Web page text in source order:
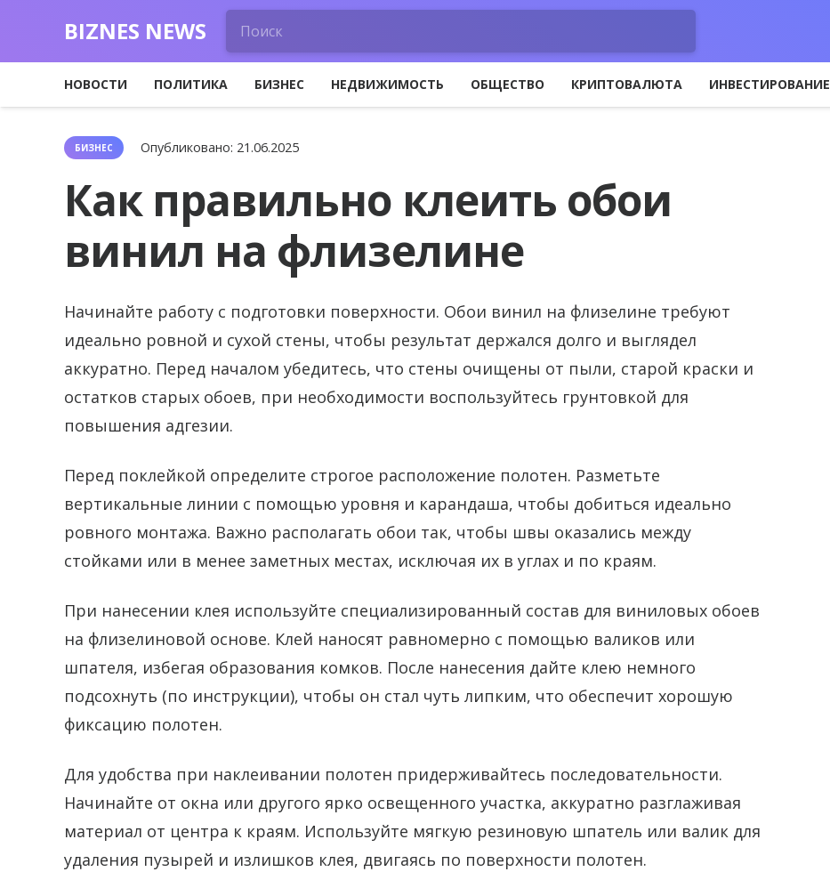
BIZNES NEWS
НОВОСТИ ПОЛИТИКА БИЗНЕС НЕДВИЖИМОСТЬ ОБЩЕСТВО КРИПТОВАЛЮТА ИНВЕСТИРОВАНИЕ
БИЗНЕС Опубликовано: 21.06.2025
Как правильно клеить обои
винил на флизелине
Начинайте работу с подготовки поверхности. Обои винил на флизелине требуют
идеально ровной и сухой стены, чтобы результат держался долго и выглядел
аккуратно. Перед началом убедитесь, что стены очищены от пыли, старой краски и
остатков старых обоев, при необходимости воспользуйтесь грунтовкой для
повышения адгезии.
Перед поклейкой определите строгое расположение полотен. Разметьте
вертикальные линии с помощью уровня и карандаша, чтобы добиться идеально
ровного монтажа. Важно располагать обои так, чтобы швы оказались между
стойками или в менее заметных местах, исключая их в углах и по краям.
При нанесении клея используйте специализированный состав для виниловых обоев
на флизелиновой основе. Клей наносят равномерно с помощью валиков или
шпателя, избегая образования комков. После нанесения дайте клею немного
подсохнуть (по инструкции), чтобы он стал чуть липким, что обеспечит хорошую
фиксацию полотен.
Для удобства при наклеивании полотен придерживайтесь последовательности.
Начинайте от окна или другого ярко освещенного участка, аккуратно разглаживая
материал от центра к краям. Используйте мягкую резиновую шпатель или валик для
удаления пузырей и излишков клея, двигаясь по поверхности полотен.